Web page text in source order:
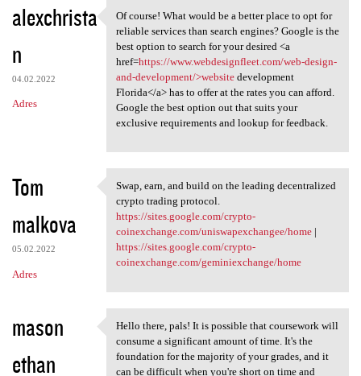
alexchrista
n
04.02.2022
Adres
Of course! What would be a
Of course! What would be a better place to opt for
reliable services than search engines? Google is the
best option to search for your desired <a
href=https://www.webdesignfleet.com/web-design-
and-development/>websitedevelopment
Florida</a> has to offer at the rates you can afford.
Google the best option out that suits your
exclusive requirements and lookup for feedback.
Tom
malkova
05.02.2022
Adres
Swap, earn, and build on the
Swap, earn, and build on the leading decentralized
crypto trading protocol.
https://sites.google.com/crypto-
coinexchange.com/uniswapexchangee/home|
https://sites.google.com/crypto-
coinexchange.com/geminiexchange/home
mason
ethan
Hello there, pals! It is
Hello there, pals! It is possible that coursework will
consume a significant amount of time. It's the
foundation for the majority of your grades, and it
can be difficult when you're short on time and